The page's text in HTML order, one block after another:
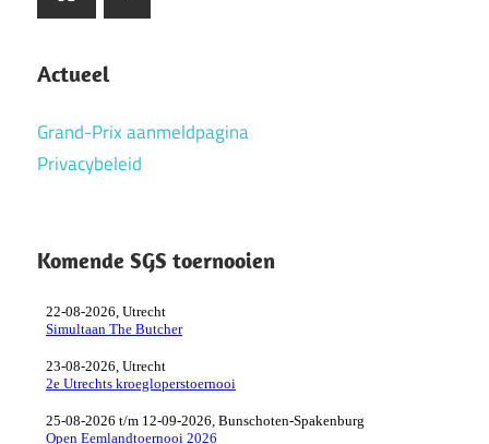
berichten
Actueel
Grand-Prix aanmeldpagina
Privacybeleid
Komende SGS toernooien